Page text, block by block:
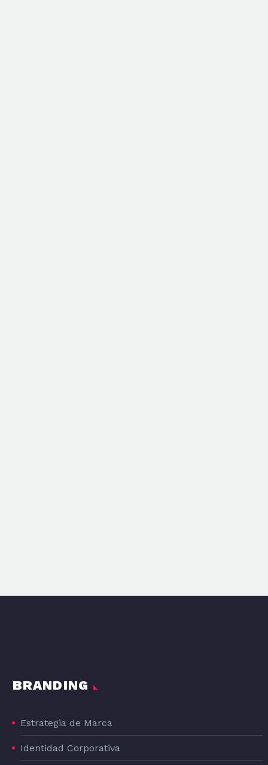
BRANDING
Estrategia de Marca
Identidad Corporativa